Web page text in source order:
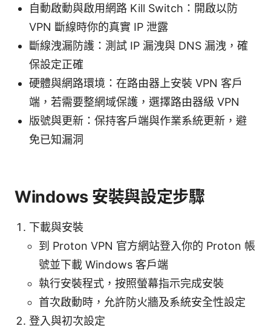
自動啟動與啟用網路 Kill Switch：開啟以防
VPN 斷線時你的真實 IP 泄露
斷線洩漏防護：測試 IP 漏洩與 DNS 漏洩，確
保設定正確
硬體與網路環境：在路由器上安裝 VPN 客戶
端，若需要整網域保護，選擇路由器級 VPN
版號與更新：保持客戶端與作業系統更新，避
免已知漏洞
Windows 安裝與設定步驟
下載與安裝
到 Proton VPN 官方網站登入你的 Proton 帳
號並下載 Windows 客戶端
執行安裝程式，按照螢幕指示完成安裝
首次啟動時，允許防火牆及系統安全性設定
登入與初次設定